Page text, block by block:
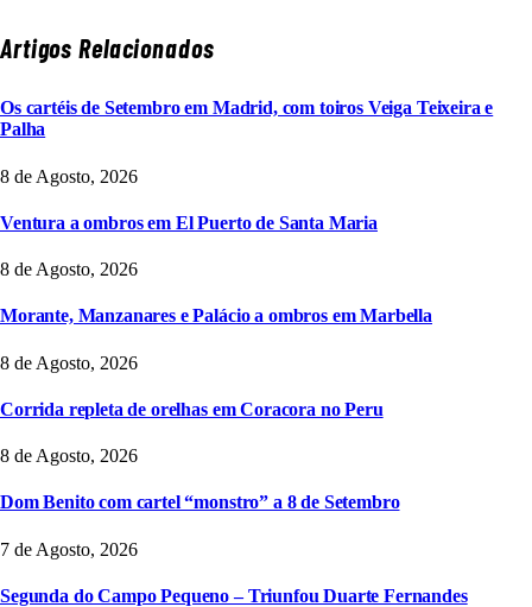
Artigos Relacionados
Os cartéis de Setembro em Madrid, com toiros Veiga Teixeira e
Palha
8 de Agosto, 2026
Ventura a ombros em El Puerto de Santa Maria
8 de Agosto, 2026
Morante, Manzanares e Palácio a ombros em Marbella
8 de Agosto, 2026
Corrida repleta de orelhas em Coracora no Peru
8 de Agosto, 2026
Dom Benito com cartel “monstro” a 8 de Setembro
7 de Agosto, 2026
Segunda do Campo Pequeno – Triunfou Duarte Fernandes